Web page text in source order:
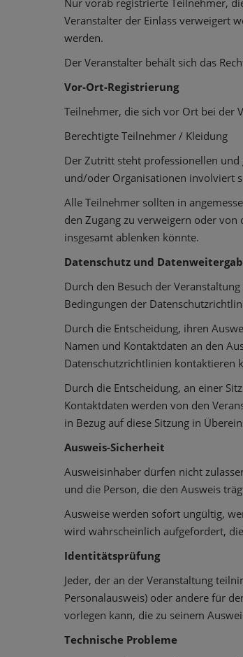
Nur vorab registrierte Teilnehmer,
Veranstalter der Einlass verweigert
werden.
Der Veranstalter behält sich das
Vor-Ort-Registrierung
Teilnehmer, die sich vor Ort bei der
Berechtigte Teilnehmer / Kleidung
Der Zutritt steht professionellen
und/oder Organisationen involviert
Alle Teilnehmer sollten in
den Zugang zu verweigern oder
insgesamt ablenken könnte.
Datenschutz und
Durch den Besuch der
Bedingungen der
Durch die Entscheidung, ihren
Namen und Kontaktdaten an den
Datenschutzrichtlinien kontaktieren
Durch die Entscheidung, an einer
Kontaktdaten werden von den
in Bezug auf diese Sitzung in
Ausweis-Sicherheit
Ausweisinhaber dürfen nicht
und die Person, die den Ausweis
Ausweise werden sofort ungültig,
wird wahrscheinlich aufgefordert,
Identitätsprüfung
Jeder, der an der Veranstaltung
Personalausweis) oder andere für
vorlegen kann, die zu seinem
Technische Probleme